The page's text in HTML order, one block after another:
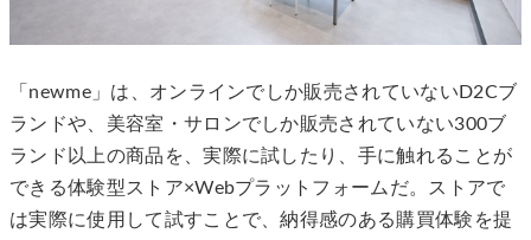
「newme」は、オンラインでしか販売されていないD2Cブ
ランドや、美容室・サロンでしか販売されていない300ブ
ランド以上の商品を、実際に試したり、手に触れることが
できる体験型ストア×Webプラットフォームだ。ストアで
は実際に使用して試すことで、納得感のある購買体験を提